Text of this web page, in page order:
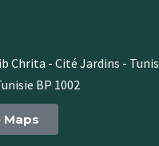
Chrita - Cité Jardins - Tunis
BP 1002
Maps